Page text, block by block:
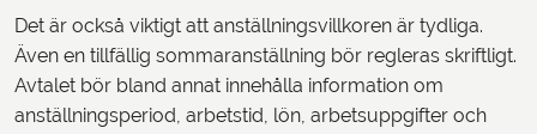
Det är också viktigt att anställningsvillkoren är tydliga.
Även en tillfällig sommaranställning bör regleras skriftligt.
Avtalet bör bland annat innehålla information om
anställningsperiod, arbetstid, lön, arbetsuppgifter och